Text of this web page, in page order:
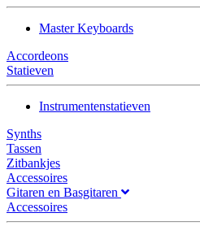
Master Keyboards
Accordeons
Statieven
Instrumentenstatieven
Synths
Tassen
Zitbankjes
Accessoires
Gitaren en Basgitaren
Accessoires